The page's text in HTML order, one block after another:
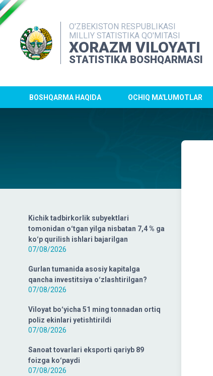
O'ZBEKISTON RESPUBLIKASI
MILLIY STATISTIKA QO'MITASI
XORAZM VILOYATI
STATISTIKA BOSHQARMASI
BOSHQARMA HAQIDA OCHIQ MA'LUMOTLAR
Kichik tadbirkorlik subyektlari
tomonidan oʻtgan yilga nisbatan 7,4 % ga
koʻp qurilish ishlari bajarilgan
07/08/2026
Gurlan tumanida asosiy kapitalga
qancha investitsiya oʻzlashtirilgan?
07/08/2026
Viloyat boʻyicha 51 ming tonnadan ortiq
poliz ekinlari yetishtirildi
07/08/2026
Sanoat tovarlari eksporti qariyb 89
foizga koʻpaydi
07/08/2026